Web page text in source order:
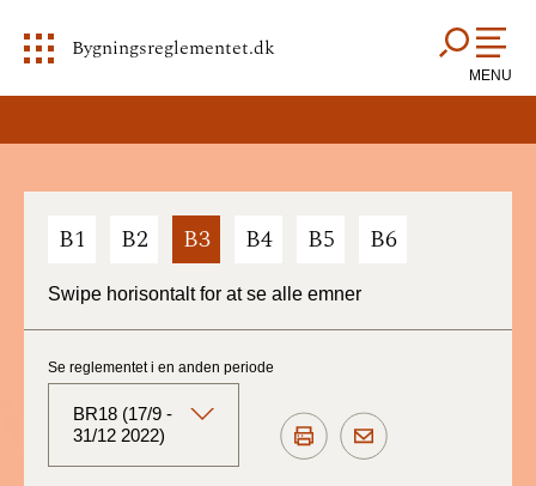
Bygningsreglementet.dk
MENU
B1 B2 B3 B4 B5 B6
Swipe horisontalt for at se alle emner
Se reglementet i en anden periode
BR18 (17/9 -
31/12 2022)